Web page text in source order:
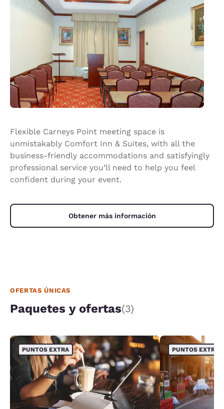
Flexible Carneys Point meeting space is
unmistakably Comfort Inn & Suites, with all the
business-friendly accommodations and satisfyingly
professional service you’ll need to help you feel
confident during your event.
Obtener más información
OFERTAS ÚNICAS
Paquetes y ofertas(3)
PUNTOS EXTRA PUNTOS EXTRA